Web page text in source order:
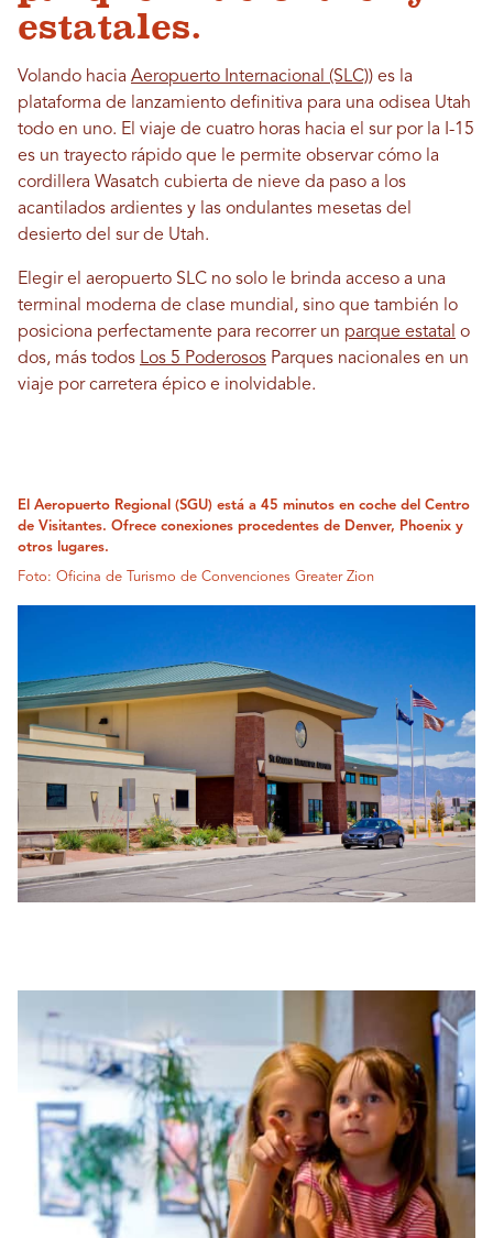
estatales.
Volando hacia Aeropuerto Internacional (SLC)) es la
plataforma de lanzamiento definitiva para una odisea Utah
todo en uno. El viaje de cuatro horas hacia el sur por la I-15
es un trayecto rápido que le permite observar cómo la
cordillera Wasatch cubierta de nieve da paso a los
acantilados ardientes y las ondulantes mesetas del
desierto del sur de Utah.
Elegir el aeropuerto SLC no solo le brinda acceso a una
terminal moderna de clase mundial, sino que también lo
posiciona perfectamente para recorrer un parque estatal o
dos, más todos Los 5 Poderosos Parques nacionales en un
viaje por carretera épico e inolvidable.
El Aeropuerto Regional (SGU) está a 45 minutos en coche del Centro
de Visitantes. Ofrece conexiones procedentes de Denver, Phoenix y
otros lugares.
Foto: Oficina de Turismo de Convenciones Greater Zion